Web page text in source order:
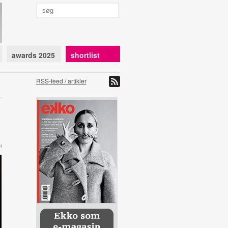
awards 2025 shortlist
RSS-feed / artikler